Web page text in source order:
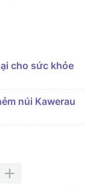
cho sức khỏe
núi Kawerau